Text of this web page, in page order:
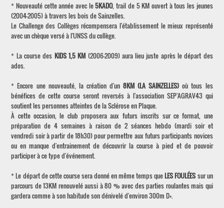
* Nouveauté cette année avec le5KADO, trail de 5 KM ouvert à tous les jeunes
(2004-2005) à travers les bois de Sainzelles.
Le Challenge des Collèges récompensera l'établissement le mieux représenté
avec un chèque versé à l'UNSS du collège.
* La course des KIDS 1,5 KM (2006-2009) aura lieu juste après le départ des
ados.
* Encore une nouveauté, la création d'un8KM (LA SAINZELLES) où tous les
bénéfices de cette course seront reversés à l'association SEP'AGRAV43 qui
soutient les personnes atteintes de la Sclérose en Plaque.
À cette occasion, le club proposera aux futurs inscrits sur ce format, une
préparation de 4 semaines à raison de 2 séances hebdo (mardi soir et
vendredi soir à partir de 18h30) pour permettre aux futurs participants novices
ou en manque d'entrainement de découvrir la course à pied et de pouvoir
participer à ce type d'événement.
* Le départ de cette course sera donné en même temps queLES FOULÉES sur un
parcours de 13KM renouvelé aussi à 80 % avec des parties roulantes mais qui
gardera comme à son habitude son dénivelé d'environ 300m D+.